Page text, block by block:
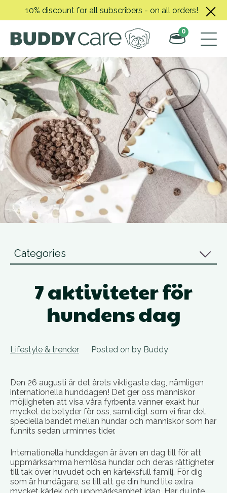
content
10% discount for all subscribers - on all orders!
0
Categories
7 aktiviteter för
hundens dag
Lifestyle & trender Posted on by Buddy
Den 26 augusti är det årets viktigaste dag, nämligen
internationella hunddagen! Det ger oss människor
möjligheten att visa våra fyrbenta vänner exakt hur
mycket de betyder för oss, samtidigt som vi firar det
speciella bandet mellan hundar och människor som har
funnits sedan urminnes tider.
Internationella hunddagen är även en dag till för att
uppmärksamma hemlösa hundar och deras rättigheter
till tak över huvudet och en kärleksfull familj. För dig
som är hundägare, se till att ge din hund lite extra